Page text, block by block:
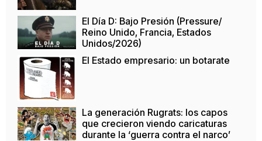
El Día D: Bajo Presión (Pressure/
Reino Unido, Francia, Estados
Unidos/2026)
El Estado empresario: un botarate
La generación Rugrats: los capos
que crecieron viendo caricaturas
durante la ‘guerra contra el narco’